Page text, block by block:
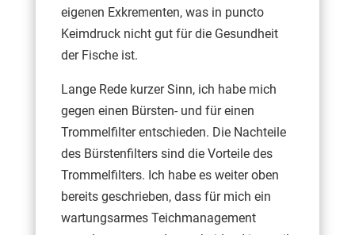
eigenen Exkrementen, was in puncto
Keimdruck nicht gut für die Gesundheit
der Fische ist.
Lange Rede kurzer Sinn, ich habe mich
gegen einen Bürsten- und für einen
Trommelfilter entschieden. Die Nachteile
des Bürstenfilters sind die Vorteile des
Trommelfilters. Ich habe es weiter oben
bereits geschrieben, dass für mich ein
wartungsarmes Teichmanagement